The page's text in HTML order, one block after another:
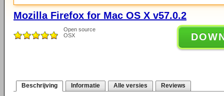
Mozilla Firefox for Mac OS X v57.0.2
Open source
OSX
Beschrijving Informatie Alle versies Reviews